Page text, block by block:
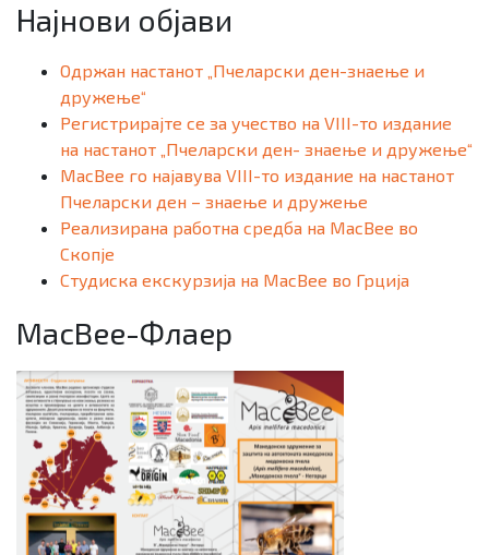
Најнови објави
Одржан настанот „Пчеларски ден-знаење и
дружење“
Регистрирајте се за учество на VIII-то издание
на настанот „Пчеларски ден- знаење и дружење“
MacBee го најавува VIII-то издание на настанот
Пчеларски ден – знаење и дружење
Реализирана работна средба на MacBee во
Скопје
Студиска екскурзија на MacBee во Грција
MacBee-Флаер